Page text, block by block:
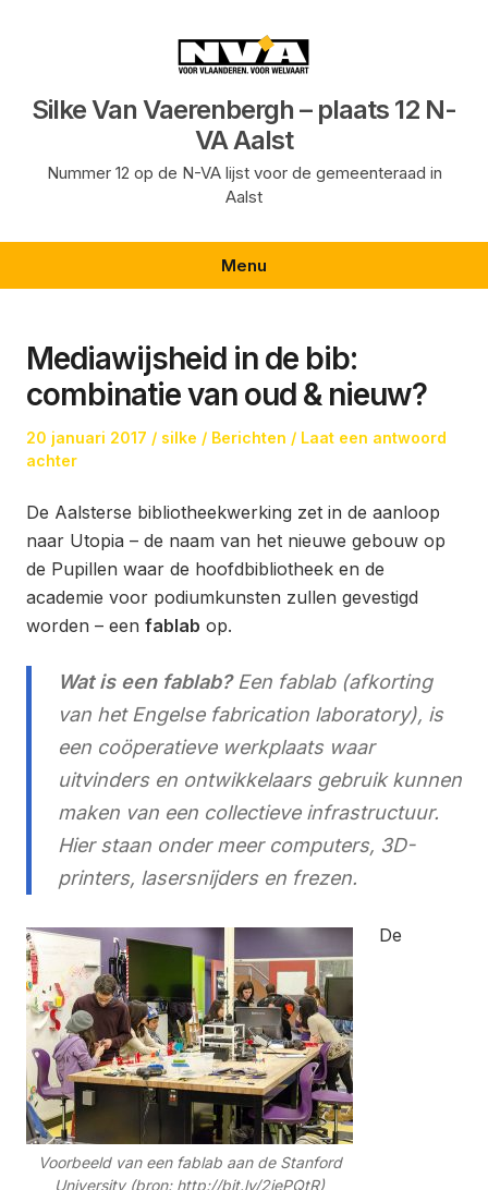
inhoudSilke Van Vaerenbergh – plaats 12 N-
VA Aalst
Nummer 12 op de N-VA lijst voor de gemeenteraad in
Aalst
Menu
Mediawijsheid in de bib:
combinatie van oud & nieuw?
Geplaatst
op
20 januari 2017 Auteur
silke
Geplaatst
Berichten
Laat een antwoord
achter
De Aalsterse bibliotheekwerking zet in de aanloop
naar Utopia – de naam van het nieuwe gebouw op
de Pupillen waar de hoofdbibliotheek en de
academie voor podiumkunsten zullen gevestigd
worden – een fablab op.
Wat is een fablab? Een fablab (afkorting
van het Engelse fabrication laboratory), is
een coöperatieve werkplaats waar
uitvinders en ontwikkelaars gebruik kunnen
maken van een collectieve infrastructuur.
Hier staan onder meer computers, 3D-
printers, lasersnijders en frezen.
Voorbeeld van een fablab aan de Stanford
University (bron: http://bit.ly/2jePQtR)
De